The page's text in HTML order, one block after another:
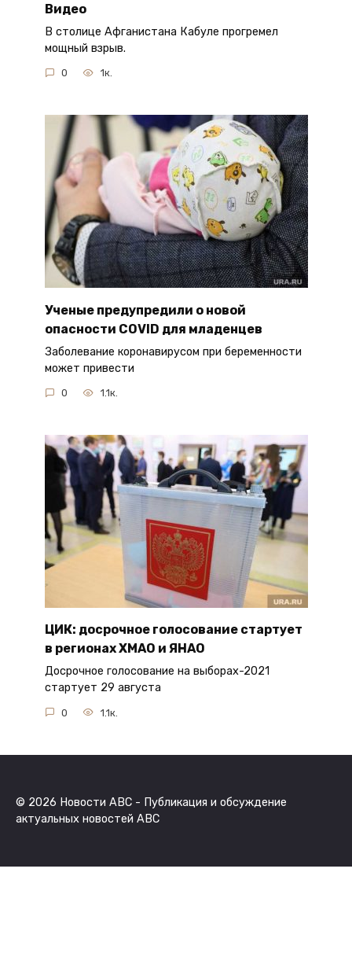
Видео
В столице Афганистана Кабуле прогремел
мощный взрыв.
0 1к.
Ученые предупредили о новой
опасности COVID для младенцев
Заболевание коронавирусом при беременности
может привести
0 1.1к.
ЦИК: досрочное голосование стартует
в регионах ХМАО и ЯНАО
Досрочное голосование на выборах-2021
стартует 29 августа
0 1.1к.
© 2026 Новости ABC - Публикация и обсуждение
актуальных новостей ABC